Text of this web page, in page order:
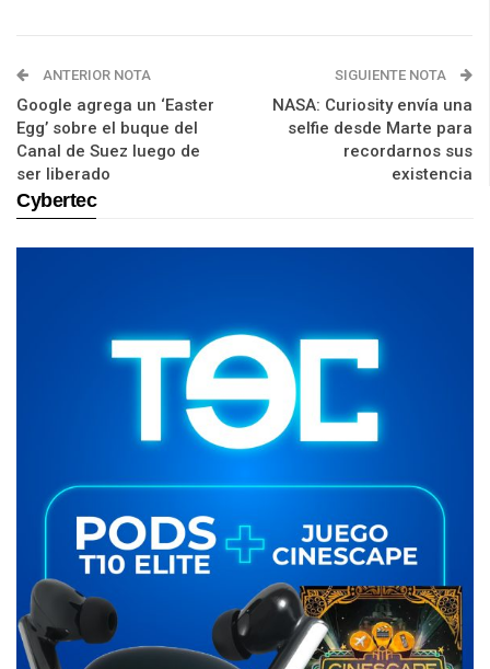
ANTERIOR NOTA
Google agrega un ‘Easter
Egg’ sobre el buque del
Canal de Suez luego de
ser liberado
SIGUIENTE NOTA
NASA: Curiosity envía una
selfie desde Marte para
recordarnos sus
existencia
Cybertec